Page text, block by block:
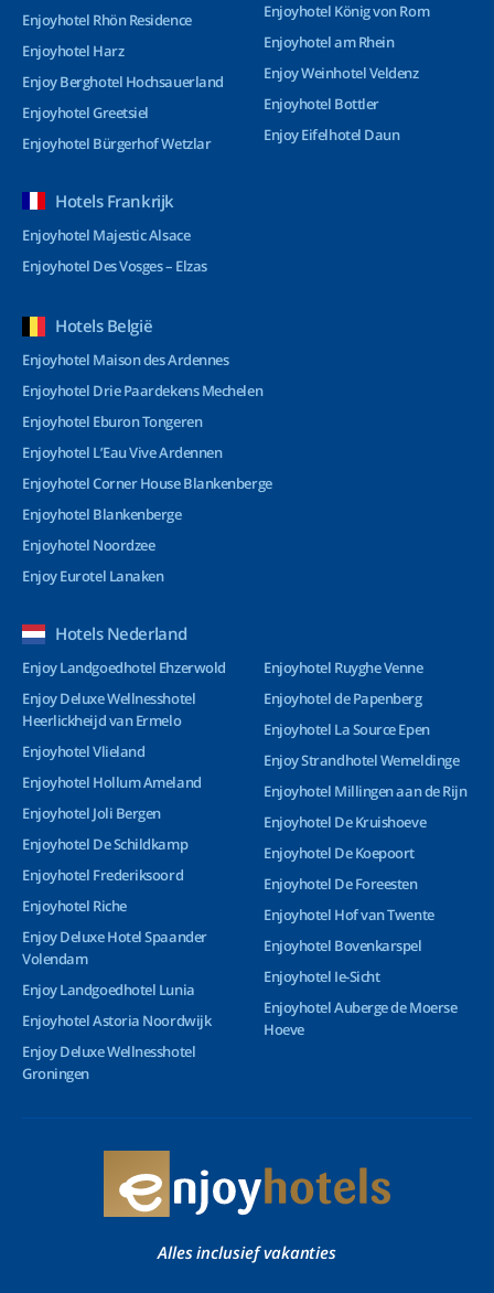
Enjoyhotel Rhön Residence
Enjoyhotel Harz
Enjoy Berghotel Hochsauerland
Enjoyhotel Greetsiel
Enjoyhotel Bürgerhof Wetzlar
Enjoyhotel König von Rom
Enjoyhotel am Rhein
Enjoy Weinhotel Veldenz
Enjoyhotel Bottler
Enjoy Eifelhotel Daun
Hotels Frankrijk
Enjoyhotel Majestic Alsace
Enjoyhotel Des Vosges – Elzas
Hotels België
Enjoyhotel Maison des Ardennes
Enjoyhotel Drie Paardekens Mechelen
Enjoyhotel Eburon Tongeren
Enjoyhotel L’Eau Vive Ardennen
Enjoyhotel Corner House Blankenberge
Enjoyhotel Blankenberge
Enjoyhotel Noordzee
Enjoy Eurotel Lanaken
Hotels Nederland
Enjoy Landgoedhotel Ehzerwold
Enjoy Deluxe Wellnesshotel
Heerlickheijd van Ermelo
Enjoyhotel Vlieland
Enjoyhotel Hollum Ameland
Enjoyhotel Joli Bergen
Enjoyhotel De Schildkamp
Enjoyhotel Frederiksoord
Enjoyhotel Riche
Enjoy Deluxe Hotel Spaander
Volendam
Enjoy Landgoedhotel Lunia
Enjoyhotel Astoria Noordwijk
Enjoy Deluxe Wellnesshotel
Groningen
Enjoyhotel Ruyghe Venne
Enjoyhotel de Papenberg
Enjoyhotel La Source Epen
Enjoy Strandhotel Wemeldinge
Enjoyhotel Millingen aan de Rijn
Enjoyhotel De Kruishoeve
Enjoyhotel De Koepoort
Enjoyhotel De Foreesten
Enjoyhotel Hof van Twente
Enjoyhotel Bovenkarspel
Enjoyhotel Ie-Sicht
Enjoyhotel Auberge de Moerse
Hoeve
Alles inclusief vakanties